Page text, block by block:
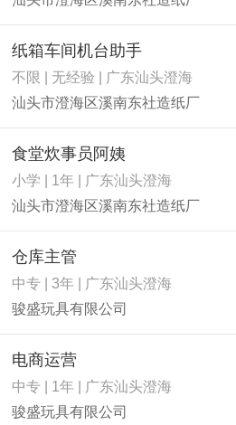
纸箱车间机台助手
不限 | 无经验 | 广东汕头澄海
汕头市澄海区溪南东社造纸厂
食堂炊事员阿姨
小学 | 1年 | 广东汕头澄海
汕头市澄海区溪南东社造纸厂
仓库主管
中专 | 3年 | 广东汕头澄海
骏盛玩具有限公司
电商运营
中专 | 1年 | 广东汕头澄海
骏盛玩具有限公司